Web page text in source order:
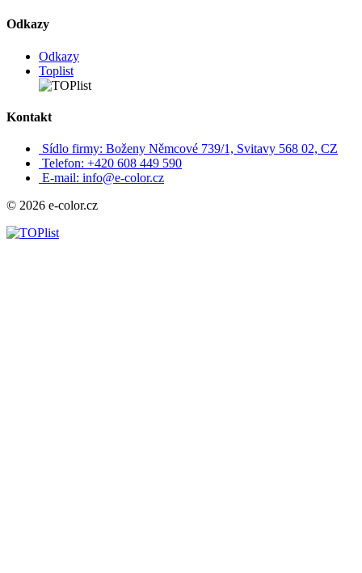
Odkazy
Odkazy
Toplist
Kontakt
Sídlo firmy: Boženy Němcové 739/1, Svitavy 568 02, CZ
Telefon: +420 608 449 590
E-mail: info@e-color.cz
© 2026 e-color.cz